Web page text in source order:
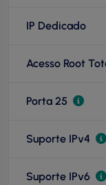
IP Dedicado
Acesso Root
Porta 25
Suporte IPv4
Suporte IPv6